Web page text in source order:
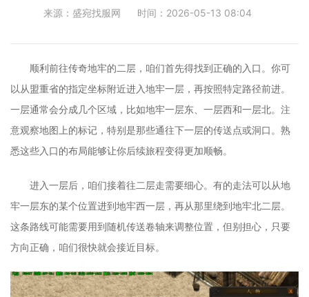
来源：盛宛找服网 时间：2026-05-13 08:04
顺利前往传奇地牢的二层，咱们首先得找到正确的入口。你可
以从盟重省的指定坐标附近进入地牢一层，再按照特定路径前进。
一层通常会分成几个区域，比如地牢一层东、一层西和一层北。注
意观察地图上的标记，特别是那些通往下一层的传送点或洞口。熟
悉这些入口的布局能够让你后续旅程变得更加顺畅。
进入一层后，咱们接着往二层走需要细心。有的走法可以从地
牢一层东的某个位置进到地牢西一层，再从那里绕到地牢北二层。
这条路线可能需要用到随机传送卷轴来调整位置，但别担心，只要
方向正确，咱们很快就会接近目标。